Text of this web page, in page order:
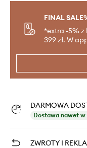
FINAL
*extra -5% z
399 zł. W
DARMOWA
Dostawa nawet w
ZWROTY I